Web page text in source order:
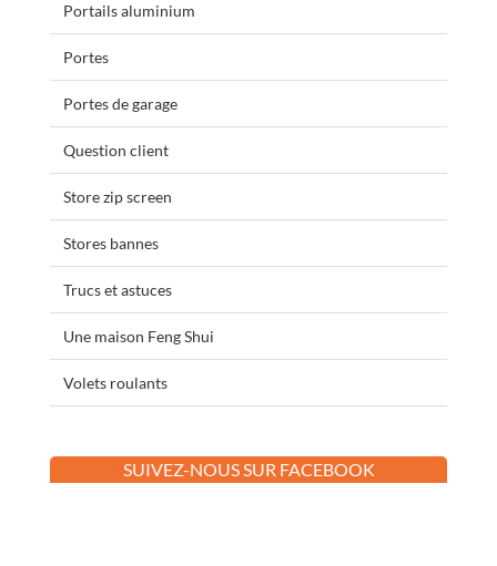
Portails aluminium
Portes
Portes de garage
Question client
Store zip screen
Stores bannes
Trucs et astuces
Une maison Feng Shui
Volets roulants
SUIVEZ-NOUS SUR FACEBOOK